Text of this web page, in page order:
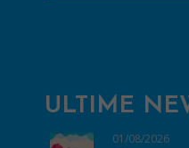
ULTIME
01/08/2026